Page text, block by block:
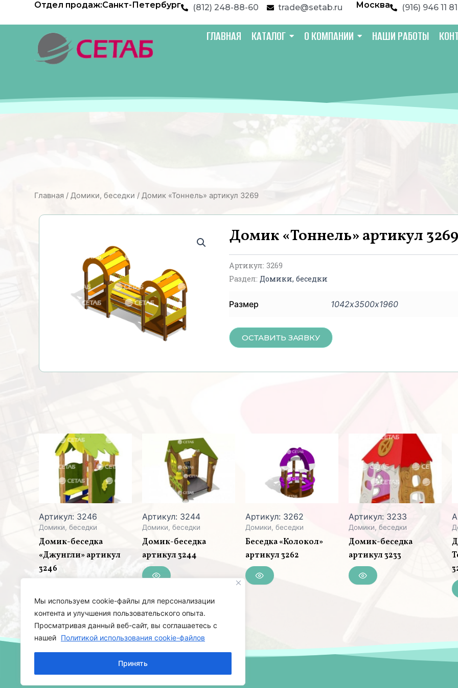
Мы используем cookie-файлы для персонализации
контента и улучшения пользовательского опыта.
Просматривая данный веб-сайт, вы соглашаетесь с
нашей Политикой использования cookie-файлов
Принять
содержимому
Отдел продаж:Санкт-Петербург (812) 248-88-60 trade@setab.ru Москва (916) 946 11 81
ГЛАВНАЯ КАТАЛОГ О КОМПАНИИ НАШИ РАБОТЫ
Главная /Домики, беседки / Домик «Тоннель» артикул 3269
Домик «Тоннель» артикул
Артикул:3269
Раздел: Домики, беседки
Размер 1042х3500х1960
ОСТАВИТЬ ЗАЯВКУ
Артикул: 3246
Домики, беседки
Домик-беседка
«Джунгли» артикул
3246
Артикул: 3244
Домики, беседки
Домик-беседка
артикул 3244
Артикул: 3262
Домики, беседки
Беседка «Колокол»
артикул 3262
Артикул: 3233
Домики, беседки
Домик-беседка
артикул 3233